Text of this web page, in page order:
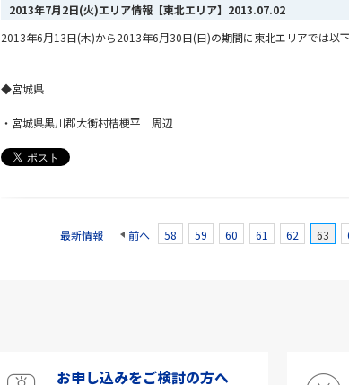
2013年7月2日(火)エリア情報【東北エリア】 2013.07.02
2013年6月13日(木)から2013年6月30日(日)の期間に東北エリアでは以
◆宮城県
・宮城県黒川郡大衡村桔梗平 周辺
最新情報 前へ 58 59 60 61 62 63
お申し込みをご検討の方へ